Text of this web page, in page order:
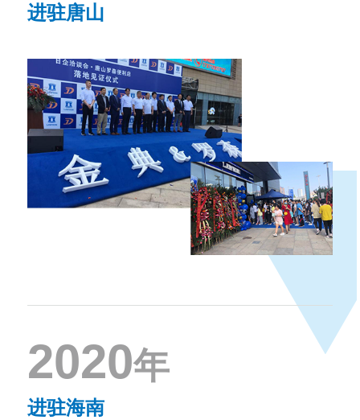
进驻唐山
2020年
进驻海南